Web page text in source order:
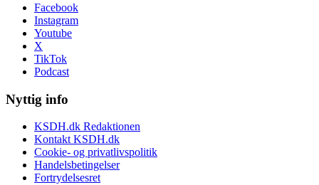
Facebook
Instagram
Youtube
X
TikTok
Podcast
Nyttig info
KSDH.dk Redaktionen
Kontakt KSDH.dk
Cookie- og privatlivspolitik
Handelsbetingelser
Fortrydelsesret